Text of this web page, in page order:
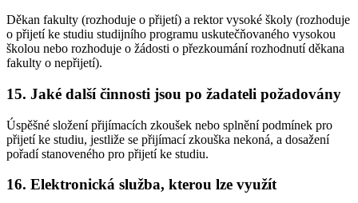
Děkan fakulty (rozhoduje o přijetí) a rektor vysoké školy (rozhoduje
o přijetí ke studiu studijního programu uskutečňovaného vysokou
školou nebo rozhoduje o žádosti o přezkoumání rozhodnutí děkana
fakulty o nepřijetí).
15. Jaké další činnosti jsou po žadateli požadovány
Úspěšné složení přijímacích zkoušek nebo splnění podmínek pro
přijetí ke studiu, jestliže se přijímací zkouška nekoná, a dosažení
pořadí stanoveného pro přijetí ke studiu.
16. Elektronická služba, kterou lze využít